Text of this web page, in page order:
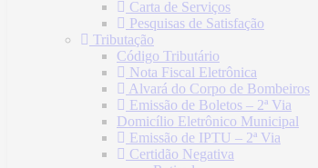
Carta de Serviços
Pesquisas de Satisfação
Tributação
Código Tributário
Nota Fiscal Eletrônica
Alvará do Corpo de Bombeiros
Emissão de Boletos – 2ª Via
Domicílio Eletrônico Municipal
Emissão de IPTU – 2ª Via
Certidão Negativa